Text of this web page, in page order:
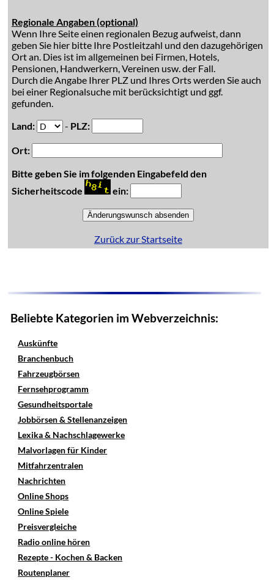
Regionale Angaben (optional)
Wenn Ihre Seite einen regionalen Bezug aufweist, dann
geben Sie hier bitte Ihre Postleitzahl und den dazugehörigen
Ort an. Dies ist im allgemeinen bei Firmen, Hotels,
Pensionen, Handwerkern, Vereinen usw. der Fall.
Durch die Angabe Ihrer PLZ und Ihres Orts werden Sie auch
bei einer Regionalsuche mit berücksichtigt und ggf.
gefunden.
Land:
- PLZ:
Ort:
Bitte geben Sie im folgenden Eingabefeld den
Sicherheitscode
ein:
Zurück zur Startseite
Beliebte Kategorien im Webverzeichnis:
Auskünfte
Branchenbuch
Fahrzeugbörsen
Fernsehprogramm
Gesundheitsportale
Jobbörsen & Stellenanzeigen
Lexika & Nachschlagewerke
Malvorlagen für Kinder
Mitfahrzentralen
Nachrichten
Online Shops
Online Spiele
Preisvergleiche
Radio online hören
Rezepte - Kochen & Backen
Routenplaner